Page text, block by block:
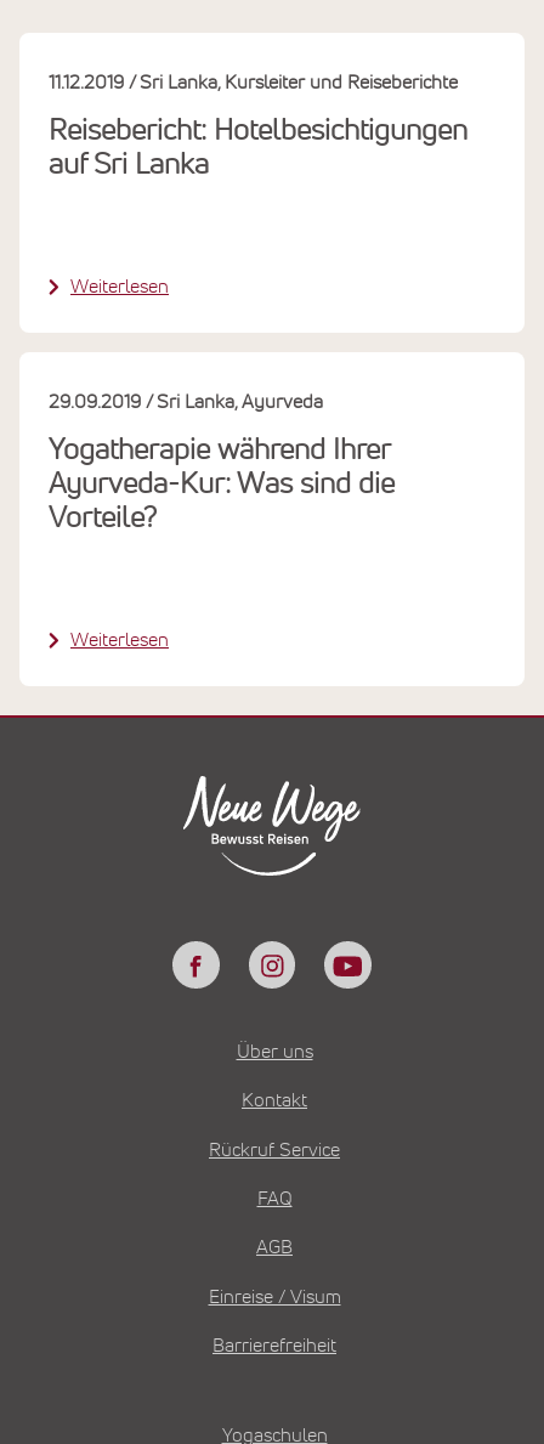
Reisebericht: Hotelbesichtigungen
auf Sri Lanka
11.12.2019 Sri Lanka Kursleiter und Reiseberichte
Weiterlesen
Yogatherapie während Ihrer
Ayurveda-Kur: Was sind die
Vorteile?
29.09.2019 Sri Lanka Ayurveda
Weiterlesen
Über uns
Kontakt
Rückruf Service
FAQ
AGB
Einreise / Visum
Barrierefreiheit
Yogaschulen